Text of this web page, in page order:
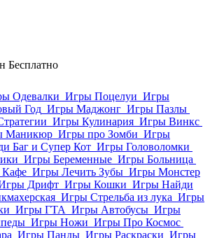
Бесплатно
Одевалки Игры Поцелуи Игры
Год Игры Маджонг Игры Пазлы
Игры Кулинария Игры Винкс
Маникюр Игры про Зомби Игры
Баг и Супер Кот Игры Головоломки
Игры Беременные Игры Больница
Игры Лечить Зубы Игры Монстер
Дрифт Игры Кошки Игры Найди
Игры Стрельба из лука Игры
Игры ГТА Игры Автобусы Игры
Игры Ножи Игры Про Космос
Игры Панды Игры Раскраски Игры